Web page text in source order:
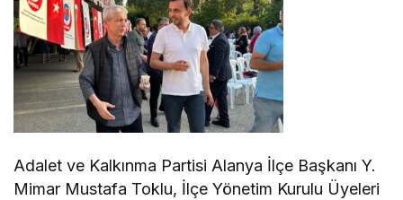
Adalet ve Kalkınma Partisi Alanya İlçe Başkanı Y.
Mimar Mustafa Toklu, İlçe Yönetim Kurulu Üyeleri